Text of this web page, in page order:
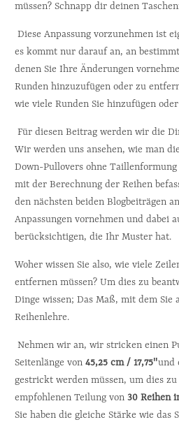
müssen? Schnapp dir deinen
Diese Anpassung vorzunehmen ist eigentlich ziemlich einfach,
es kommt nur darauf an, an
denen Sie Ihre Änderungen
Runden hinzuzufügen oder zu
wie viele Runden Sie hinzufügen
Für diesen Beitrag werden wir die Dinge super einfach halten.
Wir werden uns ansehen, wie man
Down-Pullovers ohne
mit der Berechnung der Reihen
den nächsten beiden Blogbeiträgen
Anpassungen vornehmen und dabei
berücksichtigen, die Ihr Muster hat.
Woher wissen Sie also, wie viele
entfernen müssen? Um dies zu
Dinge wissen; Das Maß, mit dem
Reihenlehre.
Nehmen wir an, wir stricken einen Pullover mit einer
Seitenlänge von 45,25 cm / 17,75" und
gestrickt werden müssen, um dies
empfohlenen Teilung von 30 Reihen
Sie haben die gleiche Stärke wie das